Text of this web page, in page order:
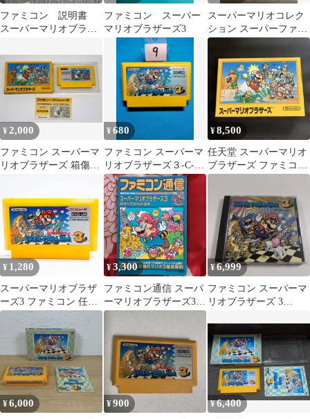
ファミコン 説明書
スーパーマリオブラザ
ファミコン スーパー
マリオブラザーズ3
スーパーマリオコレク
ション スーパーファミ
コン ソフト
¥ 2,000
ファミコン スーパーマ
リオブラザーズ 箱傷み
¥680
ファミコン スーパーマ
リオブラザーズ３-C-
まとめ買い大歓迎
¥8,500
任天堂 スーパーマリオ
ブラザーズ ファミコン
ソフト 耳あり 説明書あ
¥ 1,280
スーパーマリオブラザ
ーズ3 ファミコン 任天
堂
¥3,300
ファミコン通信 スーパ
ーマリオブラザーズ3の
すべてがわかる本 攻
¥6,999
ファミコン スーパーマ
リオブラザーズ 3
¥6,000 ¥900 ¥6,400